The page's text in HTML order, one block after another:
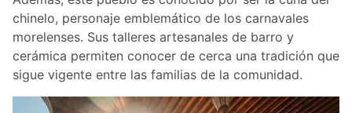
chinelo, personaje emblemático de los carnavales
morelenses. Sus talleres artesanales de barro y
cerámica permiten conocer de cerca una tradición que
sigue vigente entre las familias de la comunidad.